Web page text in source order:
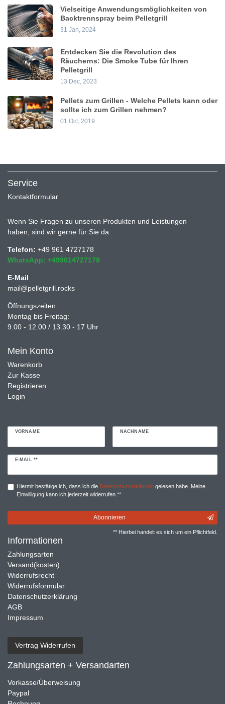
Vielseitige Anwendungsmöglichkeiten von
Backtrennspray beim Pelletgrill
31 Jan, 2024
Entdecken Sie die Revolution des
Räucherns: Die Smoke Tube für Ihren
Pelletgrill
13 Dec, 2023
Pellets zum Grillen - Welche Pellets kann oder
sollte ich zum Grillen nehmen?
01 Oct, 2019
Service
Kontaktformular
Wenn Sie Fragen zu unseren Produkten und Leistungen
haben, sind wir gerne für Sie da.
Telefon: +49 961 4727178
WhatsApp: +499614727178
E-Mail
mail@pelletgrill.rocks
Öffnungszeiten:
Montag bis Freitag:
9.00 - 12.00 / 13.30 - 17 Uhr
Mein Konto
Warenkorb
Zur Kasse
Registrieren
Login
VORNAME NACHNAME
E-MAIL **
Newsletter
Hiermit bestätige ich, dass ich die Daten­schutz­erklärunggelesen habe. Meine
Einwilligung kann ich jederzeit widerrufen.**
Abonnieren
** Hierbei handelt es sich um ein Pflichtfeld.
Informationen
Zahlungsarten
Versand(kosten)
Widerrufsrecht
Widerrufsformular
Datenschutzerklärung
AGB
Impressum
Vertrag Widerrufen
Zahlungsarten + Versandarten
Vorkasse/Überweisung
Paypal